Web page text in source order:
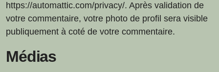
https://automattic.com/privacy/. Après validation de
votre commentaire, votre photo de profil sera visible
publiquement à coté de votre commentaire.
Médias